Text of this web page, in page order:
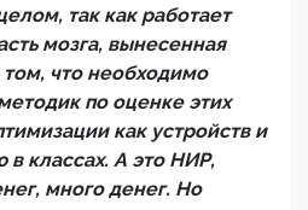
так как работает
мозга, вынесенная
что необходимо
по оценке этих
как устройств и
классах. А это НИР,
много денег. Но